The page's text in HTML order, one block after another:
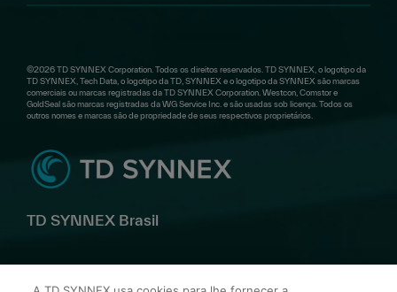
©2026 TD SYNNEX Corporation. Todos os direitos reservados. TD SYNNEX, o logotipo da
TD SYNNEX, Tech Data, o logotipo da TD, SYNNEX e o logotipo da SYNNEX são marcas
comerciais ou marcas registradas da TD SYNNEX Corporation. Westcon, Comstor e
GoldSeal são marcas registradas da WG Service Inc. e são usadas sob licença. Todos os
outros nomes e marcas são de propriedade de seus respectivos proprietários.
TD SYNNEX Brasil